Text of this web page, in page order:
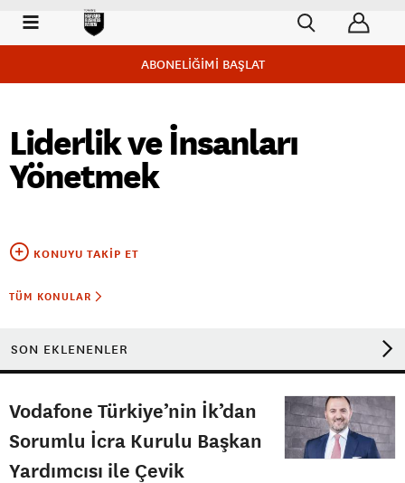
ABONELİĞİMİ BAŞLAT
Liderlik ve İnsanları
Yönetmek
KONUYU TAKIP ET
TÜM KONULAR
SON EKLENENLER
Vodafone Türkiye’nin İk’dan
Sorumlu İcra Kurulu Başkan
Yardımcısı ile Çevik